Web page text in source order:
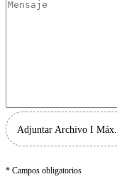
Adjuntar Archivo I
* Campos obligatorios